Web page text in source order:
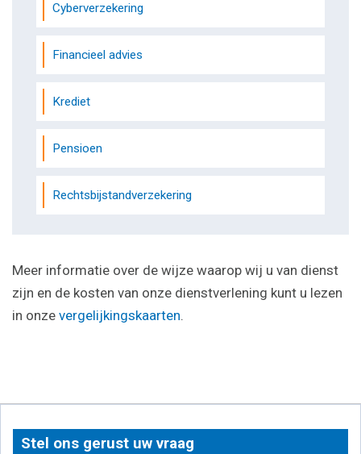
Cyberverzekering
Financieel advies
Krediet
Pensioen
Rechtsbijstandverzekering
Meer informatie over de wijze waarop wij u van dienst
zijn en de kosten van onze dienstverlening kunt u lezen
in onze vergelijkingskaarten.
Stel ons gerust uw vraag